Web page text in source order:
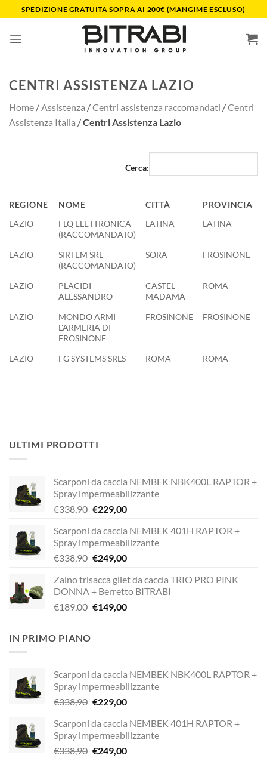
ai
contenuti
SPEDIZIONE GRATUITA SOPRA AI 200€ (MANGIME ESCLUSO)
CENTRI ASSISTENZA LAZIO
Home /Assistenza /Centri assistenza raccomandati /Centri
Assistenza Italia /Centri Assistenza Lazio
Cerca:
REGIONE NOME CITTÀ PROVINCIA
LAZIO
FLQ ELETTRONICA
(RACCOMANDATO)
LATINA LATINA
LAZIO
SIRTEM SRL
(RACCOMANDATO)
SORA FROSINONE
LAZIO
PLACIDI
ALESSANDRO
CASTEL
MADAMA
ROMA
LAZIO
MONDO ARMI
L'ARMERIA DI
FROSINONE
FROSINONE FROSINONE
LAZIO FG SYSTEMS SRLS ROMA ROMA
ULTIMI PRODOTTI
Scarponi da caccia NEMBEK NBK400L RAPTOR +
Spray impermeabilizzante
€338,90 Il
originale
era:
€338,90.
€229,00Il
attuale
è:
€229,00.
Scarponi da caccia NEMBEK 401H RAPTOR +
Spray impermeabilizzante
€338,90 Il
originale
era:
€338,90.
€249,00Il
attuale
è:
€249,00.
Zaino trisacca gilet da caccia TRIO PRO PINK
DONNA + Berretto BITRABI
€189,00 Il
€149,00Il
IN PRIMO PIANO
Scarponi da caccia NEMBEK NBK400L RAPTOR +
Spray impermeabilizzante
€338,90 Il
originale
era:
€338,90.
€229,00Il
attuale
è:
€229,00.
Scarponi da caccia NEMBEK 401H RAPTOR +
Spray impermeabilizzante
€338,90 Il
€249,00Il